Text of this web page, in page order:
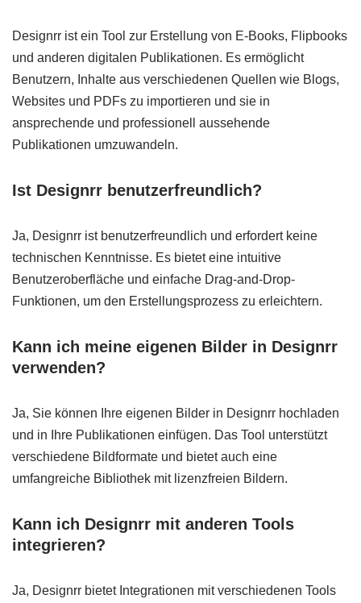
Designrr ist ein Tool zur Erstellung von E-Books, Flipbooks
und anderen digitalen Publikationen. Es ermöglicht
Benutzern, Inhalte aus verschiedenen Quellen wie Blogs,
Websites und PDFs zu importieren und sie in
ansprechende und professionell aussehende
Publikationen umzuwandeln.
Ist Designrr benutzerfreundlich?
Ja, Designrr ist benutzerfreundlich und erfordert keine
technischen Kenntnisse. Es bietet eine intuitive
Benutzeroberfläche und einfache Drag-and-Drop-
Funktionen, um den Erstellungsprozess zu erleichtern.
Kann ich meine eigenen Bilder in Designrr
verwenden?
Ja, Sie können Ihre eigenen Bilder in Designrr hochladen
und in Ihre Publikationen einfügen. Das Tool unterstützt
verschiedene Bildformate und bietet auch eine
umfangreiche Bibliothek mit lizenzfreien Bildern.
Kann ich Designrr mit anderen Tools
integrieren?
Ja, Designrr bietet Integrationen mit verschiedenen Tools